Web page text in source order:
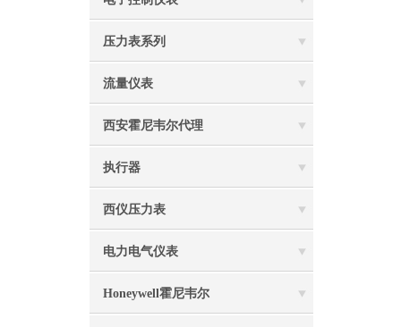
压力表系列
流量仪表
西安霍尼韦尔代理
执行器
西仪压力表
电力电气仪表
Honeywell霍尼韦尔